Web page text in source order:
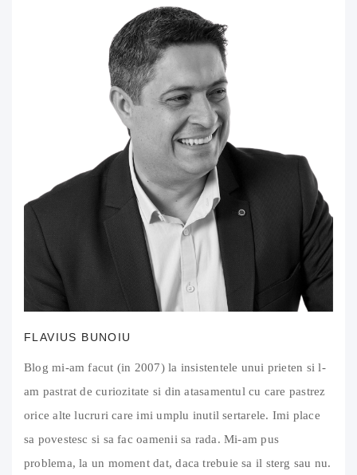
FLAVIUS BUNOIU
Blog mi-am facut (in 2007) la insistentele unui prieten si l-
am pastrat de curiozitate si din atasamentul cu care pastrez
orice alte lucruri care imi umplu inutil sertarele. Imi place
sa povestesc si sa fac oamenii sa rada. Mi-am pus
problema, la un moment dat, daca trebuie sa il sterg sau nu.